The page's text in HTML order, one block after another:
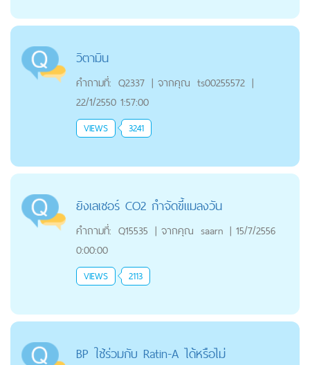
วิตามิน
คำถามที่: Q2337 | จากคุณ ts00255572 |
22/1/2550 1:57:00
VIEWS 3241
ยิงเลเซอร์ CO2 กำจัดขี้แมลงวัน
คำถามที่: Q15535 | จากคุณ saarn | 15/7/2556
0:00:00
VIEWS 2113
BP ใช้ร่วมกับ Ratin-A ได้หรือไม่